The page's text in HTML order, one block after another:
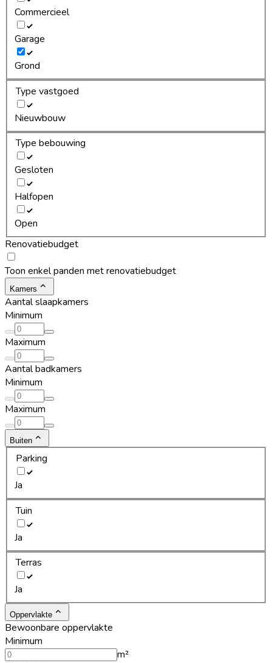
Commercieel
Garage
Grond
Type vastgoed
Nieuwbouw
Type bebouwing
Gesloten
Halfopen
Open
Renovatiebudget
Toon enkel panden met renovatiebudget
Kamers
Aantal slaapkamers
Minimum
Maximum
Aantal badkamers
Minimum
Maximum
Buiten
Parking
Ja
Tuin
Ja
Terras
Ja
Oppervlakte
Bewoonbare oppervlakte
Minimum
m²